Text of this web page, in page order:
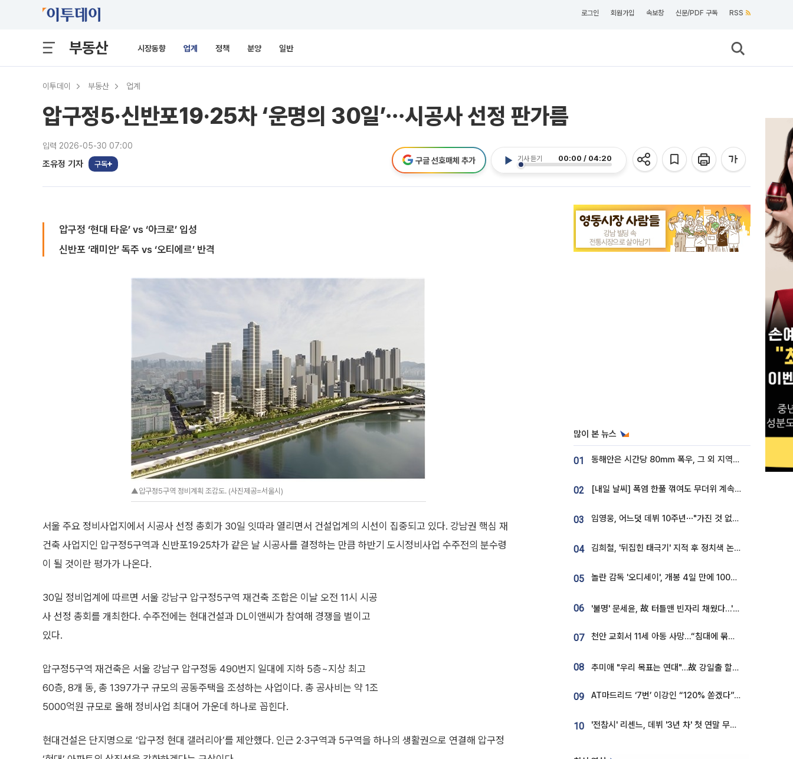
로그인 회원가입 속보창 신문/PDF 구독 RSS
부동산 시장동향 업계 정책 분양 일반
이투데이 부동산 업계
압구정5·신반포19·25차 ‘운명의 30일’⋯시공사 선정 판가름
입력 2026-05-30 07:00
조유정 기자 구독
기사 듣기 00:00 / 04:20
구글 선호매체 추가
압구정 ‘현대 타운’ vs ‘아크로’ 입성
신반포 ‘래미안’ 독주 vs ‘오티에르’ 반격
▲압구정5구역 정비계획 조감도. (사진제공=서울시)
서울 주요 정비사업지에서 시공사 선정 총회가 30일 잇따라 열리면서 건설업계의 시선이 집중되고 있다. 강남권 핵심 재
건축 사업지인 압구정5구역과 신반포19·25차가 같은 날 시공사를 결정하는 만큼 하반기 도시정비사업 수주전의 분수령
이 될 것이란 평가가 나온다.
30일 정비업계에 따르면 서울 강남구 압구정5구역 재건축 조합은 이날 오전 11시 시공
사 선정 총회를 개최한다. 수주전에는 현대건설과 DL이앤씨가 참여해 경쟁을 벌이고
있다.
압구정5구역 재건축은 서울 강남구 압구정동 490번지 일대에 지하 5층~지상 최고
60층, 8개 동, 총 1397가구 규모의 공동주택을 조성하는 사업이다. 총 공사비는 약 1조
5000억원 규모로 올해 정비사업 최대어 가운데 하나로 꼽힌다.
현대건설은 단지명으로 ‘압구정 현대 갤러리아’를 제안했다. 인근 2·3구역과 5구역을 하나의 생활권으로 연결해 압구정
많이 본 뉴스
01 동해안은 시간당 80㎜ 폭우, 그 외 지역은 폭염…‘극과 극 날씨’
02 [내일 날씨] 폭염 한풀 꺾여도 무더위 계속⋯동해안 이틀 연속 비
03 임영웅, 어느덧 데뷔 10주년⋯"가진 것 없던 시절, 내 앞엔 20명의 팬뿐"
04 김희철, '뒤집힌 태극기' 지적 후 정치색 논란…"좌우 떠나 우리나라 국기"
05 놀란 감독 '오디세이', 개봉 4일 만에 100만 돌파⋯'왕사남' 보다 빠르다
06 '불명' 문세윤, 故 터틀맨 빈자리 채웠다…'거북이' 눈물의 최종 우승
07 천안 교회서 11세 아동 사망…“침대에 묶여 있었다” 진술 확보
08 추미애 "우리 목표는 연대"…故 강일출 할머니 흉상 제막
09 AT마드리드 ‘7번’ 이강인 “120% 쏟겠다”⋯시메오네 감독 “필요한 선수”
10 '전참시' 리센느, 데뷔 '3년 차' 첫 연말 무대 오른다⋯"그동안 섭외 안 와"